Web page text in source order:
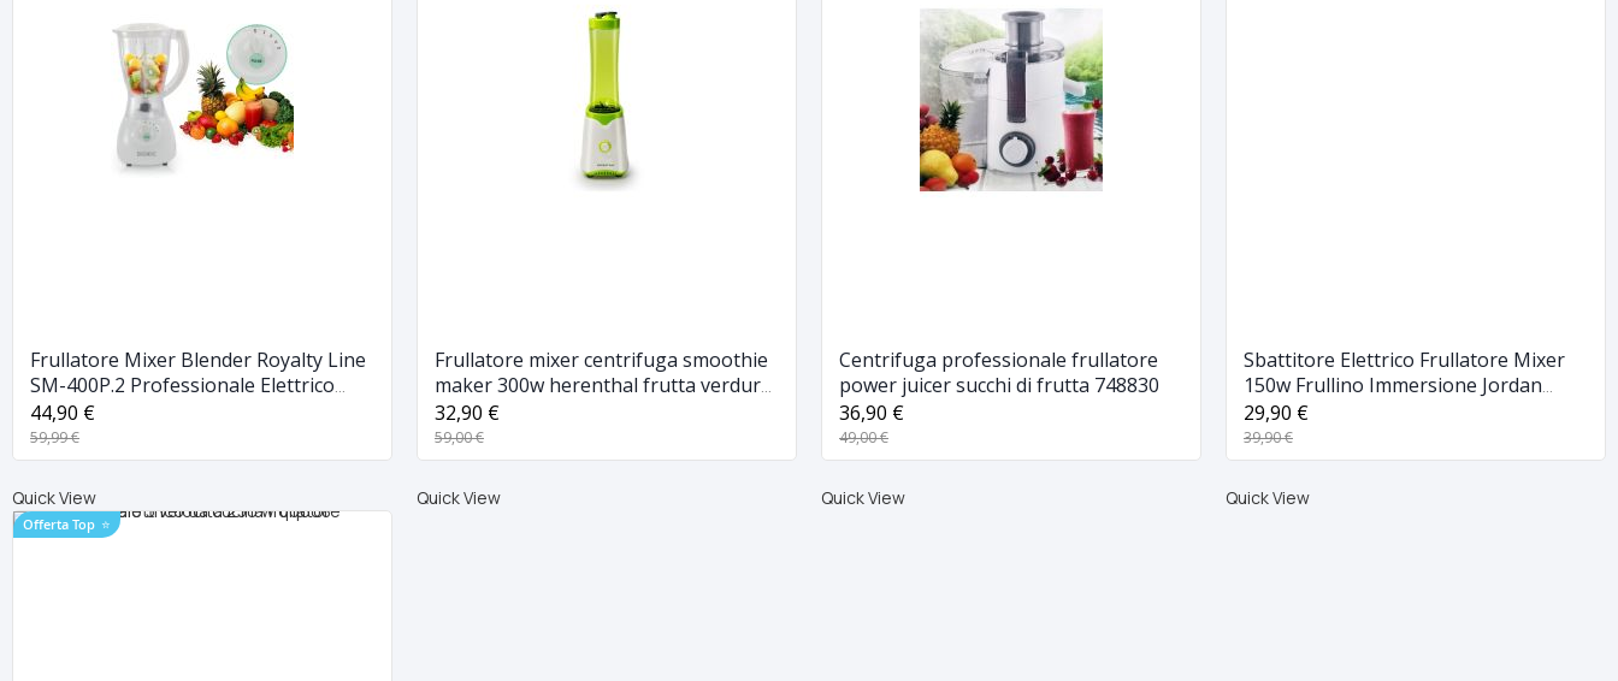
Frullatore Mixer Blender Royalty Line
SM-400P.2 Professionale Elettrico
1.5L
44,90 €
59,99 €
Quick View
Frullatore mixer centrifuga smoothie
maker 300w herenthal frutta verdura
cucina
32,90 €
59,00 €
Quick View
Centrifuga professionale frullatore
power juicer succhi di frutta 748830
36,90 €
49,00 €
Quick View
Sbattitore Elettrico Frullatore Mixer
150w Frullino Immersione Jordan
Mixogreen
29,90 €
39,90 €
Quick View
Offerta Top ⭐